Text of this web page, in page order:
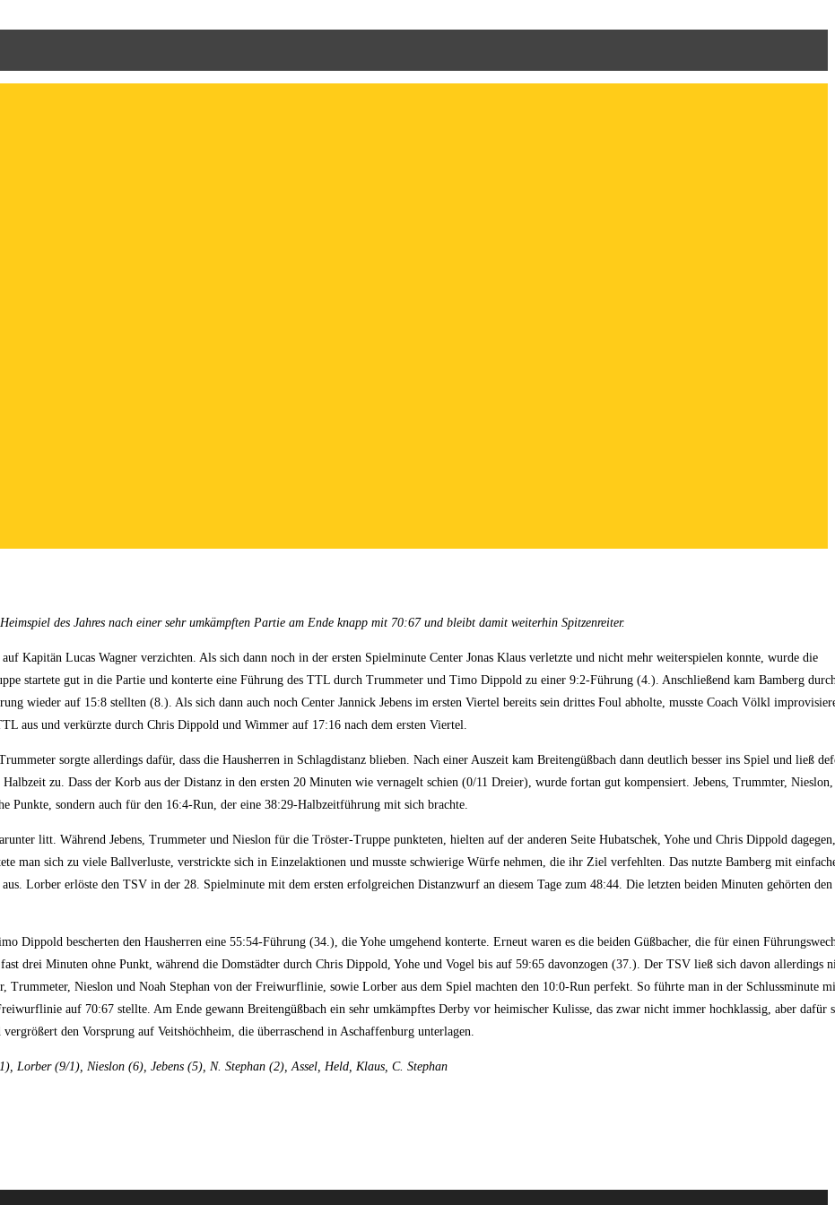
des Jahres nach einer sehr umkämpften Partie am Ende knapp mit 70:67 und bleibt damit weiterhin Spitzenreiter.
Kapitän Lucas Wagner verzichten. Als sich dann noch in der ersten Spielminute Center Jonas Klaus verletzte und nicht mehr weiterspielen konnte, wurde die
startete gut in die Partie und konterte eine Führung des TTL durch Trummeter und Timo Dippold zu einer 9:2-Führung (4.). Anschließend kam Bamberg
wieder auf 15:8 stellten (8.). Als sich dann auch noch Center Jannick Jebens im ersten Viertel bereits sein drittes Foul abholte, musste Coach Völkl
aus und verkürzte durch Chris Dippold und Wimmer auf 17:16 nach dem ersten Viertel.
sorgte allerdings dafür, dass die Hausherren in Schlagdistanz blieben. Nach einer Auszeit kam Breitengüßbach dann deutlich besser ins Spiel und ließ
zu. Dass der Korb aus der Distanz in den ersten 20 Minuten wie vernagelt schien (0/11 Dreier), wurde fortan gut kompensiert. Jebens, Trummter,
Punkte, sondern auch für den 16:4-Run, der eine 38:29-Halbzeitführung mit sich brachte.
litt. Während Jebens, Trummeter und Nieslon für die Tröster-Truppe punkteten, hielten auf der anderen Seite Hubatschek, Yohe und Chris Dippold
man sich zu viele Ballverluste, verstrickte sich in Einzelaktionen und musste schwierige Würfe nehmen, die ihr Ziel verfehlten. Das nutzte Bamberg mit
Lorber erlöste den TSV in der 28. Spielminute mit dem ersten erfolgreichen Distanzwurf an diesem Tage zum 48:44. Die letzten beiden Minuten gehörten den
Dippold bescherten den Hausherren eine 55:54-Führung (34.), die Yohe umgehend konterte. Erneut waren es die beiden Güßbacher, die für einen
drei Minuten ohne Punkt, während die Domstädter durch Chris Dippold, Yohe und Vogel bis auf 59:65 davonzogen (37.). Der TSV ließ sich davon allerdings
Trummeter, Nieslon und Noah Stephan von der Freiwurflinie, sowie Lorber aus dem Spiel machten den 10:0-Run perfekt. So führte man in der Schlussminute
auf 70:67 stellte. Am Ende gewann Breitengüßbach ein sehr umkämpftes Derby vor heimischer Kulisse, das zwar nicht immer hochklassig, aber dafür
den Vorsprung auf Veitshöchheim, die überraschend in Aschaffenburg unterlagen.
Lorber (9/1), Nieslon (6), Jebens (5), N. Stephan (2), Assel, Held, Klaus, C. Stephan